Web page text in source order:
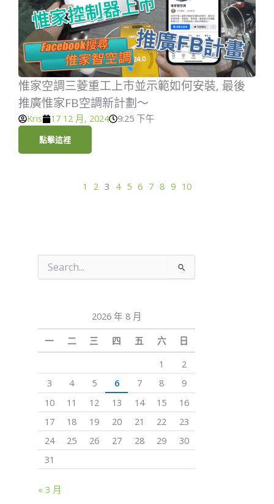
惟家空調三菱重工上市並示範如何安裝, 最後
推廣惟家FB空調新計劃～
Kris 17 12 月, 2024 9:25 下午
點擊這裡
1 2 3 4 5 6 7 8 9 10
尋
2026 年 8 月
一
二 三 四 五 六
日
1
2
3
4 5 6 7 8
9
10
11 12 13 14 15
16
17
18 19 20 21 22
23
24
25 26 27 28 29
30
31
« 3 月